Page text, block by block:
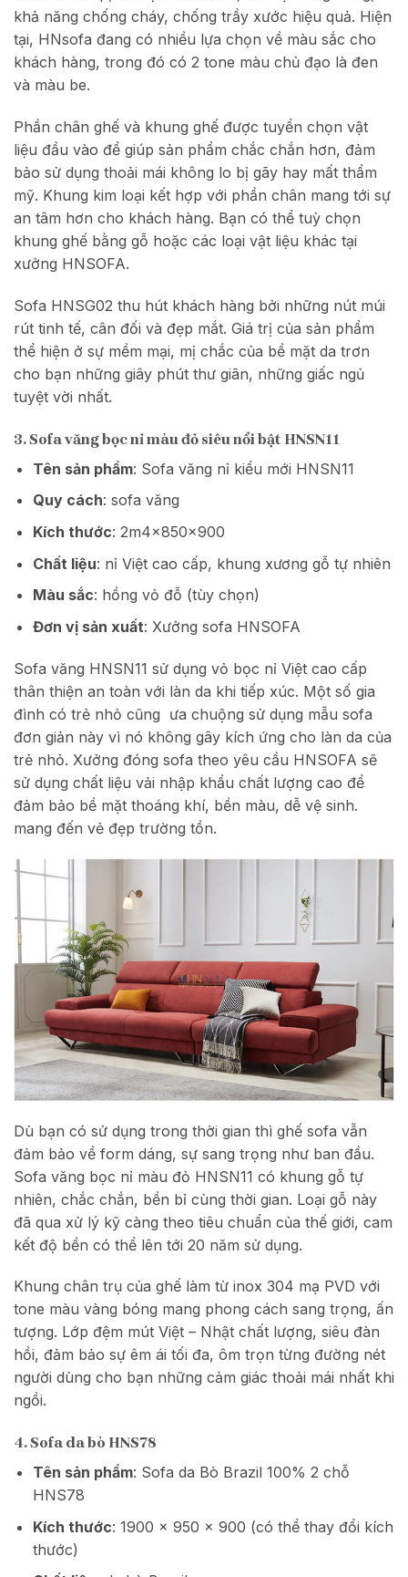
khả năng chống cháy, chống trầy xước hiệu quả. Hiện
tại, HNsofa đang có nhiều lựa chọn về màu sắc cho
khách hàng, trong đó có 2 tone màu chủ đạo là đen
và màu be.
Phần chân ghế và khung ghế được tuyển chọn vật
liệu đầu vào để giúp sản phẩm chắc chắn hơn, đảm
bảo sử dụng thoải mái không lo bị gãy hay mất thẩm
mỹ. Khung kim loại kết hợp với phần chân mang tới sự
an tâm hơn cho khách hàng. Bạn có thể tuỳ chọn
khung ghế bằng gỗ hoặc các loại vật liệu khác tại
xưởng HNSOFA.
Sofa HNSG02 thu hút khách hàng bởi những nút múi
rút tinh tế, cân đối và đẹp mắt. Giá trị của sản phẩm
thể hiện ở sự mềm mại, mị chắc của bề mặt da trơn
cho bạn những giây phút thư giãn, những giấc ngủ
tuyệt vời nhất.
3. Sofa văng bọc nỉ màu đỏ siêu nổi bật HNSN11
Tên sản phẩm: Sofa văng nỉ kiểu mới HNSN11
Quy cách: sofa văng
Kích thước: 2m4x850x900
Chất liệu: nỉ Việt cao cấp, khung xương gỗ tự nhiên
Màu sắc: hồng vỏ đỗ (tùy chọn)
Đơn vị sản xuất: Xưởng sofa HNSOFA
Sofa văng HNSN11 sử dụng vỏ bọc nỉ Việt cao cấp
thân thiện an toàn với làn da khi tiếp xúc. Một số gia
đình có trẻ nhỏ cũng ưa chuộng sử dụng mẫu sofa
đơn giản này vì nó không gây kích ứng cho làn da của
trẻ nhỏ. Xưởng đóng sofa theo yêu cầu HNSOFA sẽ
sử dụng chất liệu vải nhập khẩu chất lượng cao để
đảm bảo bề mặt thoáng khí, bền màu, dễ vệ sinh.
mang đến vẻ đẹp trường tồn.
Dù bạn có sử dụng trong thời gian thì ghế sofa vẫn
đảm bảo về form dáng, sự sang trọng như ban đầu.
Sofa văng bọc nỉ màu đỏ HNSN11 có khung gỗ tự
nhiên, chắc chắn, bền bỉ cùng thời gian. Loại gỗ này
đã qua xử lý kỹ càng theo tiêu chuẩn của thế giới, cam
kết độ bền có thể lên tới 20 năm sử dụng.
Khung chân trụ của ghế làm từ inox 304 mạ PVD với
tone màu vàng bóng mang phong cách sang trọng, ấn
tượng. Lớp đệm mút Việt – Nhật chất lượng, siêu đàn
hồi, đảm bảo sự êm ái tối đa, ôm trọn từng đường nét
người dùng cho bạn những cảm giác thoải mái nhất khi
ngồi.
4. Sofa da bò HNS78
Tên sản phẩm: Sofa da Bò Brazil 100% 2 chỗ
HNS78
Kích thước: 1900 x 950 x 900 (có thể thay đổi kích
thước)